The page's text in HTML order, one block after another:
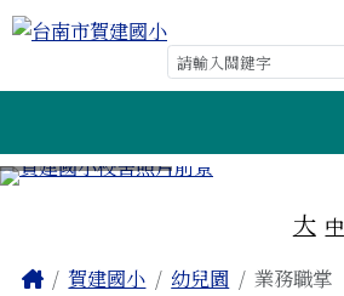
跳至主內容區
台南市賀建國小
大 中
主內容區域
Home
賀建國小 幼兒園 業務職掌
頁尾區域